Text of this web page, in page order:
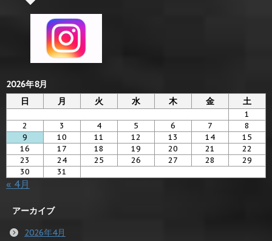
2026年8月
日
月 火 水 木 金 土
1
2
3 4 5 6 7
8
9
10 11 12 13 14
15
16
17 18 19 20 21
22
23
24 25 26 27 28
29
30
31
« 4月
アーカイブ
2026年4月